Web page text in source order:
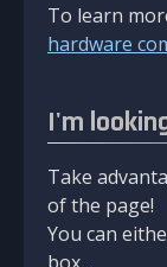
To learn
hardware
I'm
Take
of the page!
You can